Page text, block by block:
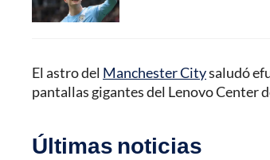
El astro del Manchester Citysaludó
pantallas gigantes del Lenovo Center
Últimas noticias